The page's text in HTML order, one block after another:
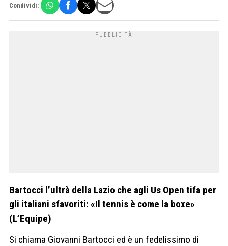
Condividi:
Bartocci l’ultrà della Lazio che agli Us Open tifa per
gli italiani sfavoriti: «Il tennis è come la boxe»
(L’Equipe)
Si chiama Giovanni Bartocci ed è un fedelissimo di